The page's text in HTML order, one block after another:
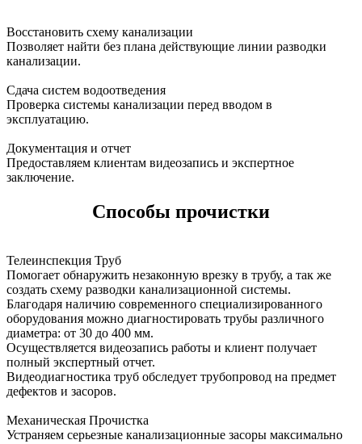
Восстановить схему канализации
Позволяет найти без плана действующие линии разводки
канализации.
Сдача систем водоотведения
Проверка системы канализации перед вводом в
эксплуатацию.
Документация и отчет
Предоставляем клиентам видеозапись и экспертное
заключение.
Способы прочистки
Телеинспекция Труб
Помогает обнаружить незаконную врезку в трубу, а так же
создать схему разводки канализационной системы.
Благодаря наличию современного специализированного
оборудования можно диагностировать трубы различного
диаметра: от 30 до 400 мм.
Осуществляется видеозапись работы и клиент получает
полный экспертный отчет.
Видеодиагностика труб обследует трубопровод на предмет
дефектов и засоров.
Механическая Прочистка
Устраняем серьезные канализационные засоры максимально